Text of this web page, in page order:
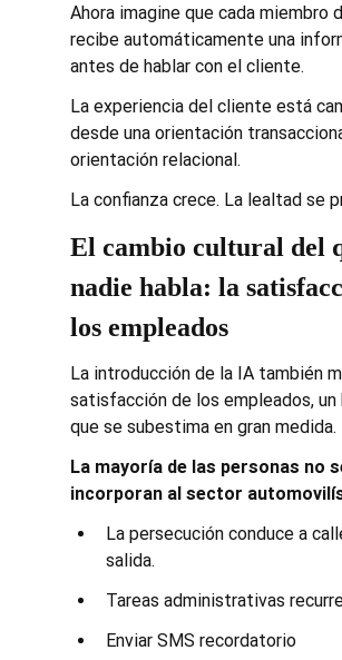
Ahora imagine que cada miembro
recibe automáticamente una
antes de hablar con el cliente.
La experiencia del cliente está
desde una orientación
orientación relacional.
La confianza crece. La lealtad se
El cambio cultural del
nadie habla: la
los empleados
La introducción de la IA también
satisfacción de los empleados,
que se subestima en gran medida.
La mayoría de las personas no
incorporan al sector
La persecución conduce a
salida.
Tareas administrativas
Enviar SMS recordatorio